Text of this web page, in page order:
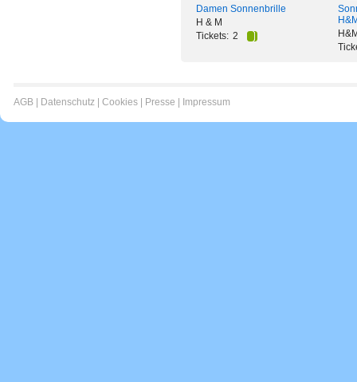
Damen Sonnenbrille
H & M
Tickets: 2
AGB Datenschutz Cookies Presse Impressum